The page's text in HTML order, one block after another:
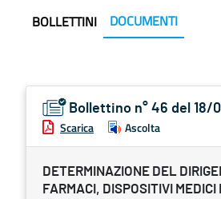
BOLLETTINI DOCUMENTI
Bollettino n° 46 del 18/
Scarica Ascolta
DETERMINAZIONE DEL
FARMACI, DISPOSITIVI